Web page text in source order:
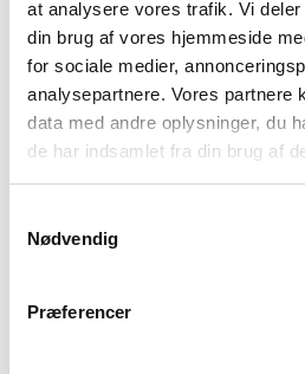
at analysere vores trafik. Vi
din brug af vores hjemmeside
for sociale medier,
analysepartnere. Vores partnere
data med andre oplysninger, du
de har indsamlet fra din brug af
Nødvendig
Præferencer
Lanterne – Black Diamond
Orbirter 650
399kr
–